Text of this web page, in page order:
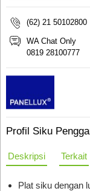
(62) 21 50102800
WA Chat Only
0819 28100777
Profil Siku
Deskripsi Terkait
Plat siku dengan